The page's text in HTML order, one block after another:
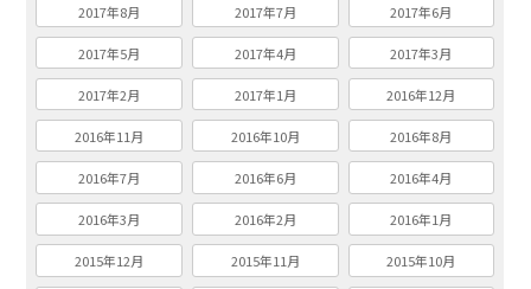
2017年8月 2017年7月 2017年6月
2017年5月 2017年4月 2017年3月
2017年2月 2017年1月 2016年12月
2016年11月 2016年10月 2016年8月
2016年7月 2016年6月 2016年4月
2016年3月 2016年2月 2016年1月
2015年12月 2015年11月 2015年10月